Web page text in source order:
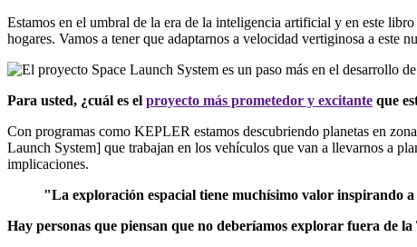
Estamos en el umbral de la era de la inteligencia artificial y en este
hogares. Vamos a tener que adaptarnos a velocidad vertiginosa a este
Para usted, ¿cuál es el proyecto más prometedor y excitante que
Con programas como KEPLER estamos descubriendo planetas en
Launch System] que trabajan en los vehículos que van a llevarnos a
implicaciones.
"La exploración espacial tiene muchísimo valor inspirando
Hay personas que piensan que no deberíamos explorar fuera de